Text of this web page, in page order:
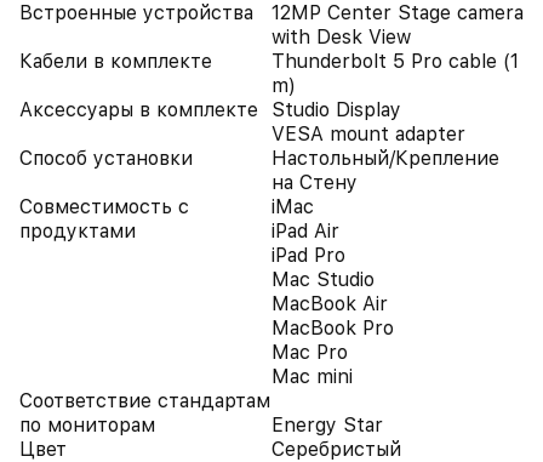
Встроенные устройства
12MP Center Stage camera
with Desk View
Кабели в комплекте
Thunderbolt 5 Pro cable (1
m)
Аксессуары в комплекте
Studio Display
VESA mount adapter
Способ установки
Настольный/Крепление
на Стену
Совместимость с
продуктами
iMac
iPad Air
iPad Pro
Mac Studio
MacBook Air
MacBook Pro
Mac Pro
Mac mini
Соответствие стандартам
по мониторам
Energy Star
Цвет
Серебристый